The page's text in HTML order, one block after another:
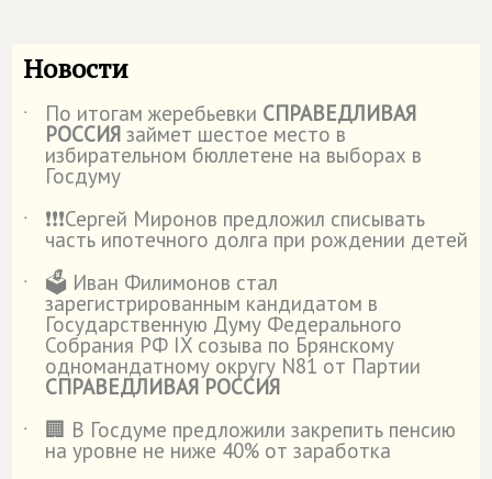
Новости
˙ По итогам жеребьевки СПРАВЕДЛИВАЯ
РОССИЯ займет шестое место в
избирательном бюллетене на выборах в
Госдуму
˙
❗️❗️❗️Сергей Миронов предложил списывать
часть ипотечного долга при рождении детей
˙
🗳️ Иван Филимонов стал
зарегистрированным кандидатом в
Государственную Думу Федерального
Собрания РФ IX созыва по Брянскому
одномандатному округу N81 от Партии
СПРАВЕДЛИВАЯ РОССИЯ
˙
🏢 В Госдуме предложили закрепить пенсию
на уровне не ниже 40% от заработка